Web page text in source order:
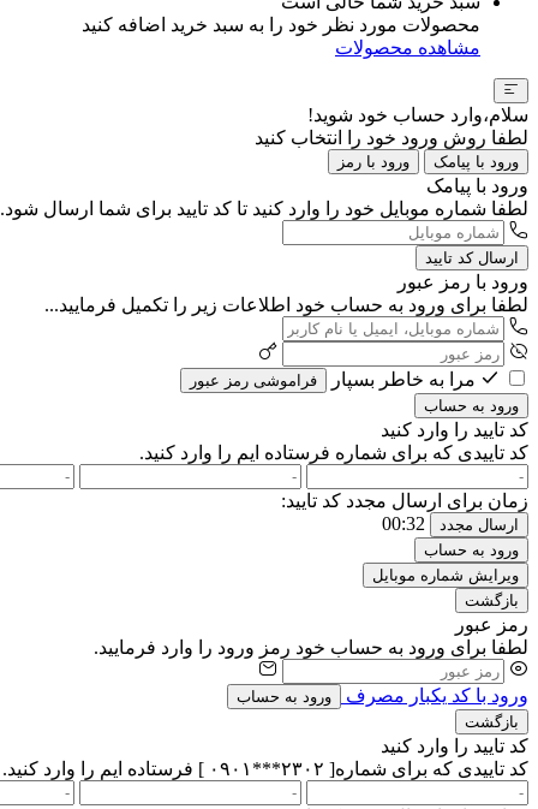
محصولات مورد نظر خود را به سبد خرید اضافه کنید
مشاهده محصولات
سلام،وارد حساب خود شوید!
لطفا روش ورود خود را انتخاب کنید
ورود با پیامک ورود با رمز
ورود با پیامک
لطفا شماره موبایل خود را وارد کنید تا کد تایید برای شما ارسال
ارسال کد تایید
ورود با رمز عبور
لطفا برای ورود به حساب خود اطلاعات زیر را تکمیل فرمایید...
مرا به خاطر بسپار
فراموشی رمز عبور
ورود به حساب
کد تایید را وارد کنید
کد تاییدی که برای شماره فرستاده ایم را وارد کنید.
زمان برای ارسال مجدد کد تایید:
ارسال مجدد 00:32
ورود به حساب
ویرایش شماره موبایل
بازگشت
رمز عبور
لطفا برای ورود به حساب خود رمز ورود را وارد فرمایید.
ورود با کد یکبار مصرف
ورود به حساب
بازگشت
کد تایید را وارد کنید
کد تاییدی که برای شماره[ ۲۳۰۲***۰۹۰۱ ] فرستاده ایم را وارد کنید.